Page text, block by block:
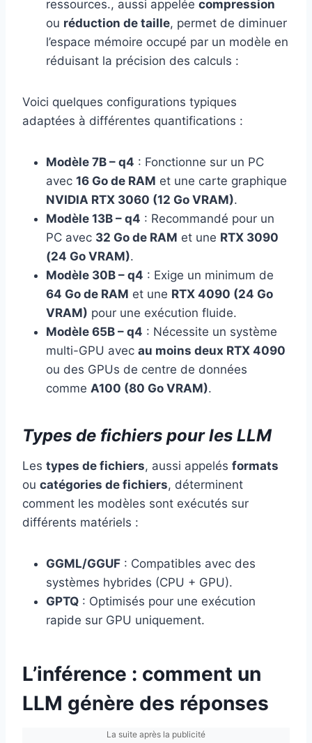
ressources., aussi appelée compression
ou réduction de taille, permet de diminuer
l’espace mémoire occupé par un modèle en
réduisant la précision des calculs :
Voici quelques configurations typiques
adaptées à différentes quantifications :
Modèle 7B – q4 : Fonctionne sur un PC
avec 16 Go de RAM et une carte graphique
NVIDIA RTX 3060 (12 Go VRAM).
Modèle 13B – q4 : Recommandé pour un
PC avec 32 Go de RAM et une RTX 3090
(24 Go VRAM).
Modèle 30B – q4 : Exige un minimum de
64 Go de RAM et une RTX 4090 (24 Go
VRAM) pour une exécution fluide.
Modèle 65B – q4 : Nécessite un système
multi-GPU avec au moins deux RTX 4090
ou des GPUs de centre de données
comme A100 (80 Go VRAM).
Types de fichiers pour les LLM
Les types de fichiers, aussi appelés formats
ou catégories de fichiers, déterminent
comment les modèles sont exécutés sur
différents matériels :
GGML/GGUF : Compatibles avec des
systèmes hybrides (CPU + GPU).
GPTQ : Optimisés pour une exécution
rapide sur GPU uniquement.
L’inférence : comment un
LLM génère des réponses
La suite après la publicité